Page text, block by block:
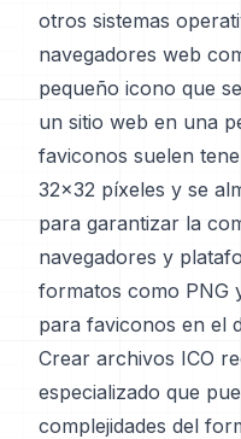
otros sistemas
navegadores web
pequeño icono que
un sitio web en una
faviconos suelen
32x32 píxeles y se
para garantizar la
navegadores y
formatos como PNG
para faviconos en el
Crear archivos ICO
especializado que
complejidades del